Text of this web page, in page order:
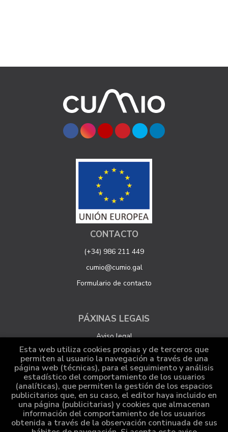
CONTACTO
(+34) 986 211 449
cumio@cumio.gal
Formulario de contacto
PÁXINAS LEGAIS
Aviso legal
Protección de datos
Política de Cookies
Configuración de Cookies
ATENCIÓN AO CLIENTE
Esta web utiliza cookies propias y de terceros que
permiten al usuario la navegación a través de una
página web (técnicas), para el seguimiento y análisis
estadístico del comportamiento de los usuarios
(analíticas), que permiten la gestión de los espacios
publicitarios que, en su caso, el editor haya incluido en
una página (publicitarias) y cookies que almacenan
información del comportamiento de los usuarios
obtenida a través de la observación continuada de sus